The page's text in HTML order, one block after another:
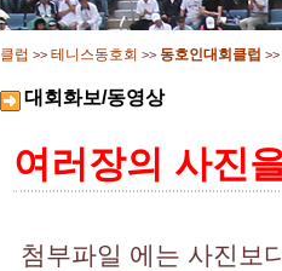
클럽 >> 테니스동호회 >> 동호인대회클럽 >>
대회화보/동영상
여러장의 사진
첨부파일 에는 사진보